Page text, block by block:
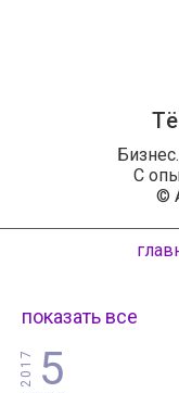
С
©
показать все
5
2017